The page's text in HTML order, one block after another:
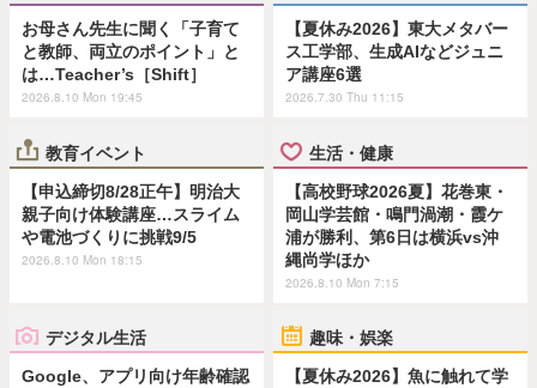
お母さん先生に聞く「子育て
と教師、両立のポイント」と
は…Teacher’s［Shift］
2026.8.10 Mon 19:45
【夏休み2026】東大メタバー
ス工学部、生成AIなどジュニ
ア講座6選
2026.7.30 Thu 11:15
教育イベント
【申込締切8/28正午】明治大
親子向け体験講座…スライム
や電池づくりに挑戦9/5
2026.8.10 Mon 18:15
生活・健康
【高校野球2026夏】花巻東・
岡山学芸館・鳴門渦潮・霞ケ
浦が勝利、第6日は横浜vs沖
縄尚学ほか
2026.8.10 Mon 7:15
デジタル生活
Google、アプリ向け年齢確認
趣味・娯楽
【夏休み2026】魚に触れて学